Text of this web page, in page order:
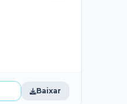
Baixar